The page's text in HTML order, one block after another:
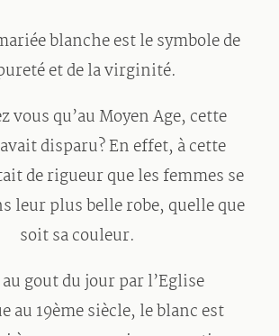
blanche est le symbole de
et de la virginité.
vous qu’au Moyen Age, cette
disparu? En effet, à cette
de rigueur que les femmes se
leur plus belle robe, quelle que
soit sa couleur.
gout du jour par l’Eglise
au 19ème siècle, le blanc est